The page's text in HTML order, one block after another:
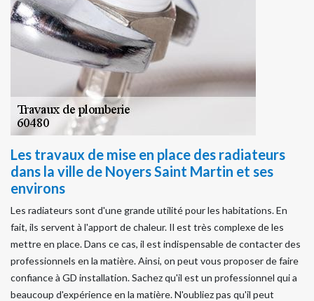
Les travaux de mise en place des radiateurs
dans la ville de Noyers Saint Martin et ses
environs
Les radiateurs sont d'une grande utilité pour les habitations. En
fait, ils servent à l'apport de chaleur. Il est très complexe de les
mettre en place. Dans ce cas, il est indispensable de contacter des
professionnels en la matière. Ainsi, on peut vous proposer de faire
confiance à GD installation. Sachez qu'il est un professionnel qui a
beaucoup d'expérience en la matière. N'oubliez pas qu'il peut